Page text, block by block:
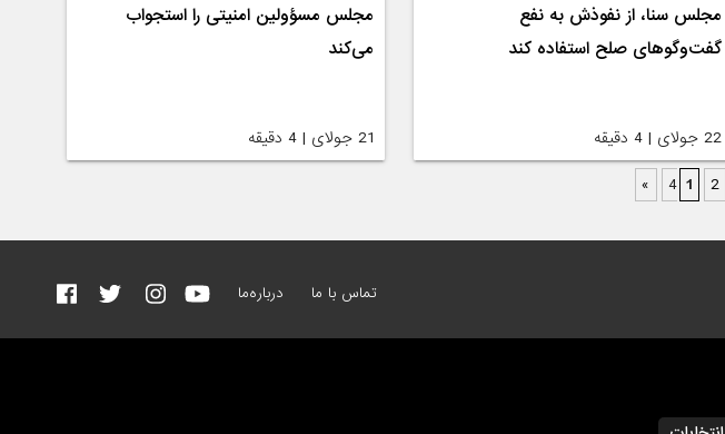
مجلس سنا، از نفوذ‌ش به نفع
گفت‌وگوهای صلح استفاده کند
22 جولای | 4 دقیقه
مجلس مسؤولین امنیتی را استجواب
می‌کند
21 جولای | 4 دقیقه
1 2
»
تماس با ما درباره‌ما